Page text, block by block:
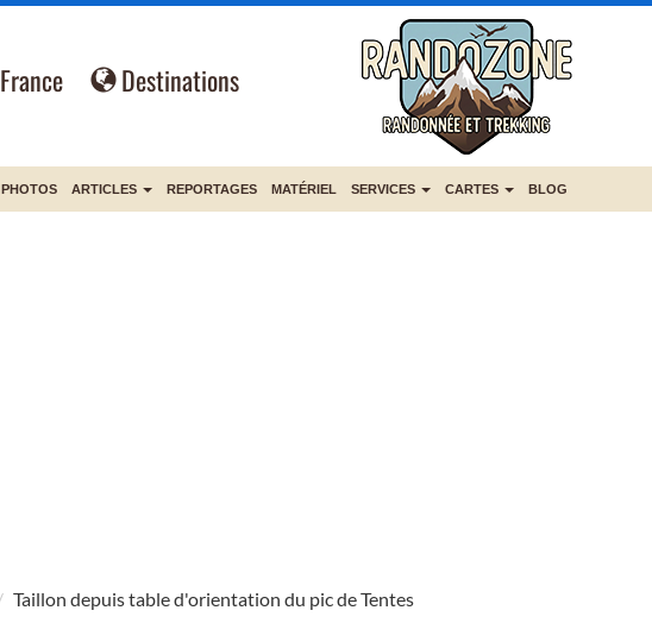
France Destinations
PHOTOS ARTICLES REPORTAGES MATÉRIEL SERVICES CARTES BLOG
Taillon depuis table d'orientation du pic de Tentes